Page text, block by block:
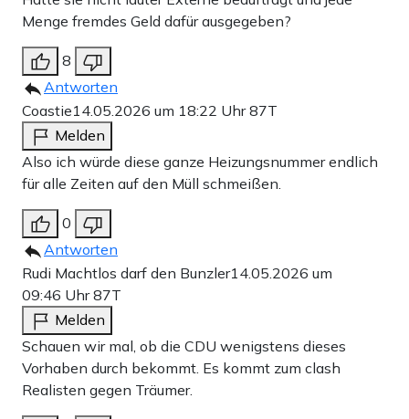
Menge fremdes Geld dafür ausgegeben?
8
Antworten
Coastie14.05.2026 um 18:22 Uhr87T
Melden
Also ich würde diese ganze Heizungsnummer endlich
für alle Zeiten auf den Müll schmeißen.
0
Antworten
Rudi Machtlos darf den Bunzler14.05.2026 um
09:46 Uhr87T
Melden
Schauen wir mal, ob die CDU wenigstens dieses
Vorhaben durch bekommt. Es kommt zum clash
Realisten gegen Träumer.